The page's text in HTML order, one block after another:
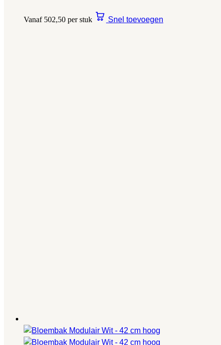
Vanaf 502,50 per stuk Snel toevoegen